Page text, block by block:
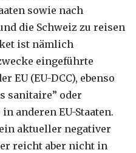
sowie nach
die Schweiz zu reisen
ist nämlich
eingeführte
EU (EU-DCC), ebenso
sanitaire” oder
anderen EU-Staaten.
aktueller negativer
reicht aber nicht in